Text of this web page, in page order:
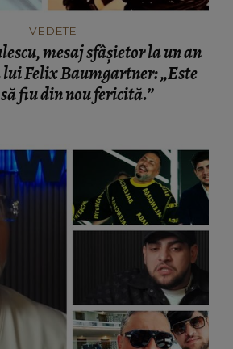
Felix Baumgartner: „Este
fiu din nou fericită.”
VEDETE